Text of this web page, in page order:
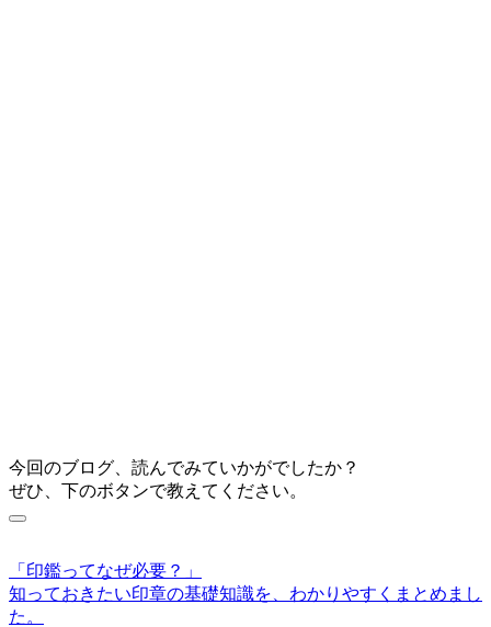
今回のブログ、読んでみていかがでしたか？
ぜひ、下のボタンで教えてください。
「印鑑ってなぜ必要？」
知っておきたい印章の基礎知識を、わかりやすくまとめまし
た。